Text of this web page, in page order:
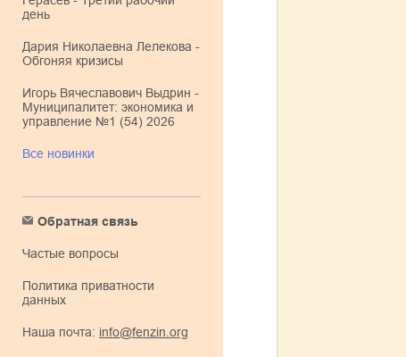
день
Дария Николаевна Лелекова -
Обгоняя кризисы
Игорь Вячеславович Выдрин -
Муниципалитет: экономика и
управление №1 (54) 2026
Все новинки
Обратная связь
Частые вопросы
Политика приватности
данных
Наша почта: info@fenzin.org